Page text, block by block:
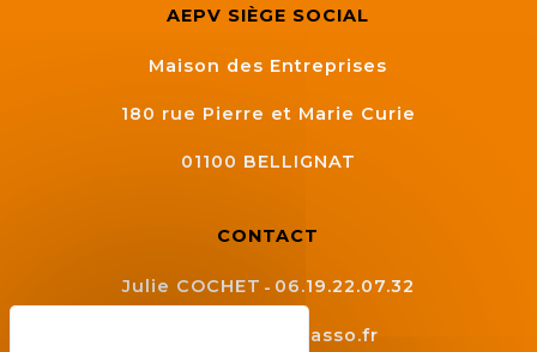
AEPV SIÈGE SOCIAL
Maison des Entreprises
180 rue Pierre et Marie Curie
01100 BELLIGNAT
CONTACT
Julie COCHET 06.19.22.07.32
contact@aepv.asso.fr